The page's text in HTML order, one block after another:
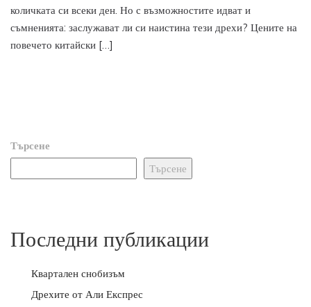
количката си всеки ден. Но с възможностите идват и
съмненията: заслужават ли си наистина тези дрехи? Цените на
повечето китайски […]
Търсене
Търсене
Последни публикации
Квартален снобизъм
Дрехите от Али Експрес